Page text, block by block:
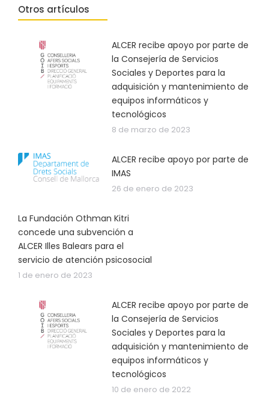
Otros artículos
ALCER recibe apoyo por parte de
la Consejería de Servicios
Sociales y Deportes para la
adquisición y mantenimiento de
equipos informáticos y
tecnológicos
8 de marzo de 2023
ALCER recibe apoyo por parte de
IMAS
26 de enero de 2023
La Fundación Othman Kitri
concede una subvención a
ALCER Illes Balears para el
servicio de atención psicosocial
1 de enero de 2023
ALCER recibe apoyo por parte de
la Consejería de Servicios
Sociales y Deportes para la
adquisición y mantenimiento de
equipos informáticos y
tecnológicos
10 de enero de 2022